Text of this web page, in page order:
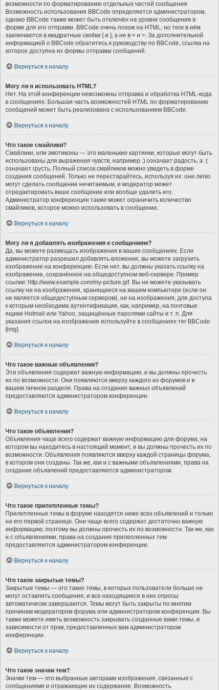
возможности по форматированию отдельных частей сообщения.
Возможность использования BBCode определяется администратором,
однако BBCode также может быть отключён на уровне сообщения в
форме для его отправки. BBCode очень похож на HTML, но теги в нём
заключаются в квадратные скобки [ и ], а не в < и >. За дополнительной
информацией о BBCode обратитесь к руководству по BBCode, ссылка на
которое доступна из формы отправки сообщений.
Вернуться к началу
Могу ли я использовать HTML?
Нет. На этой конференции невозможны отправка и обработка HTML-кода
в сообщениях. Большая часть возможностей HTML по форматированию
сообщений может быть реализована с использованием BBCode.
Вернуться к началу
Что такое смайлики?
Смайлики, или эмотиконы — это маленькие картинки, которые могут быть
использованы для выражения чувств, например :) означает радость, а :(
означает грусть. Полный список смайликов можно увидеть в форме
создания сообщений. Только не перестарайтесь, используя их: они легко
могут сделать сообщение нечитаемым, и модератор может
отредактировать ваше сообщение или вообще удалить его.
Администратор конференции также может ограничить количество
смайликов, которое можно использовать в сообщении.
Вернуться к началу
Могу ли я добавлять изображения к сообщениям?
Да, вы можете размещать изображения в ваших сообщениях. Если
администратор разрешил добавлять вложения, вы можете загрузить
изображение на конференцию. Если нет, вы должны указать ссылку на
изображение, сохранённое на общедоступном веб-сервере. Пример
ссылки: http://www.example.com/my-picture.gif. Вы не можете указывать
ссылку ни на изображения, хранящиеся на вашем компьютере (если он
не является общедоступным сервером), ни на изображения, для доступа
к которым необходима аутентификация, как, например, на почтовые
ящики Hotmail или Yahoo, защищённые паролями сайты и т. п. Для
указания ссылок на изображения используйте в сообщениях тег BBCode
[img].
Вернуться к началу
Что такое важные объявления?
Эти объявления содержат важную информацию, и вы должны прочесть
их по возможности. Они появляются вверху каждого из форумов и в
вашем личном разделе. Права на создание важных объявлений
предоставляются администратором конференции.
Вернуться к началу
Что такое объявления?
Объявления чаще всего содержат важную информацию для форума, на
котором вы находитесь в настоящий момент, и вы должны прочесть их по
возможности. Объявления появляются вверху каждой страницы форума,
в котором они созданы. Так же, как и с важными объявлениями, права на
создание объявлений предоставляются администратором.
Вернуться к началу
Что такое прилепленные темы?
Прилепленные темы в форуме находятся ниже всех объявлений и только
на его первой странице. Они чаще всего содержат достаточно важную
информацию, поэтому вы должны прочесть их по возможности. Так же, как
и с объявлениями, права на создание прилепленных тем
предоставляются администратором конференции.
Вернуться к началу
Что такое закрытые темы?
Закрытые темы — это такие темы, в которых пользователи больше не
могут оставлять сообщения, и все находящиеся в них опросы
автоматически завершаются. Темы могут быть закрыты по многим
причинам модератором форума или администратором конференции. Вы
также можете иметь возможность закрывать созданные вами темы, в
зависимости от прав, предоставленных вам администратором
конференции.
Вернуться к началу
Что такое значки тем?
Значки тем — это выбранные авторами изображения, связанные с
сообщениями и отражающие их содержание. Возможность